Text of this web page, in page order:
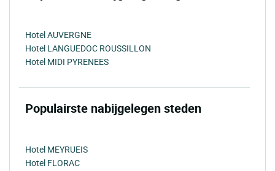
Hotel AUVERGNE
Hotel LANGUEDOC ROUSSILLON
Hotel MIDI PYRENEES
Populairste nabijgelegen steden
Hotel MEYRUEIS
Hotel FLORAC